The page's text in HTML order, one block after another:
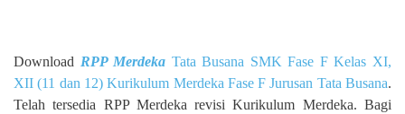
Download RPP Merdeka Tata Busana SMK Fase F Kelas XI,
XII (11 dan 12) Kurikulum Merdeka Fase F Jurusan Tata Busana.
Telah tersedia RPP Merdeka revisi Kurikulum Merdeka. Bagi